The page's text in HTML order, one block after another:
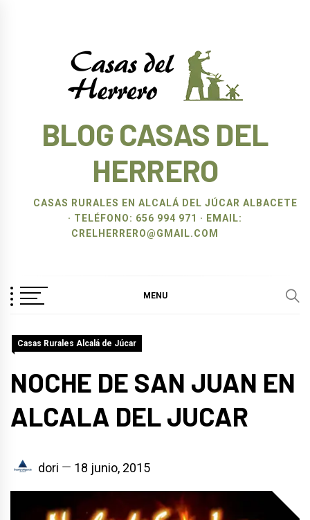
BLOG CASAS DEL
HERRERO
CASAS RURALES EN ALCALÁ DEL JÚCAR ALBACETE
· TELÉFONO: 656 994 971 · EMAIL:
CRELHERRERO@GMAIL.COM
MENU
Casas Rurales Alcalá de Júcar
NOCHE DE SAN JUAN EN
ALCALA DEL JUCAR
dori 18 junio, 2015